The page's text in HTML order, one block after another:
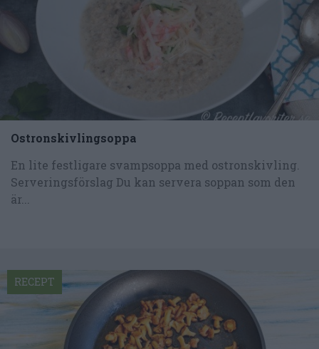
Ostronskivlingsoppa
En lite festligare svampsoppa med ostronskivling.
Serveringsförslag Du kan servera soppan som den
är...
RECEPT